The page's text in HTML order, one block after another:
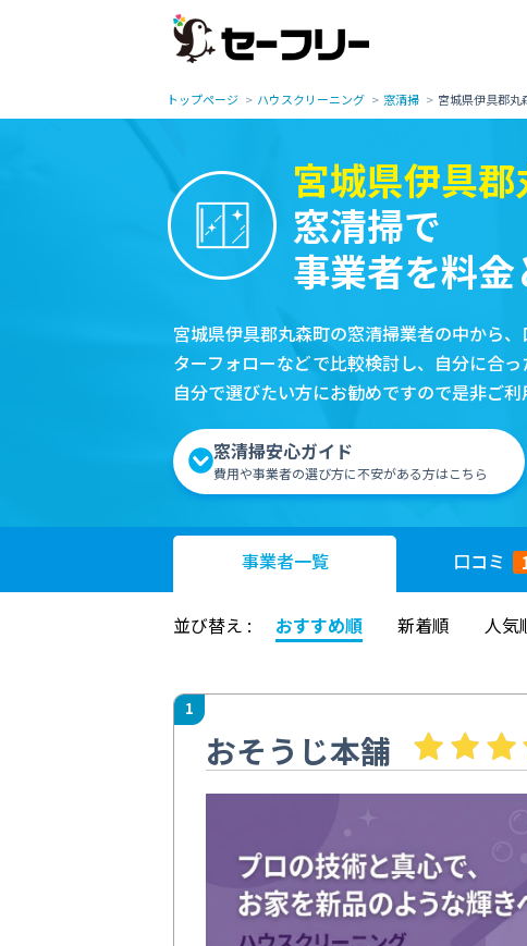
トップページ ハウスクリーニング 窓清掃 宮城県伊具郡丸
宮城県伊具
窓清掃で
事業者を料
宮城県伊具郡丸森町の窓清掃業者の中から
ターフォローなどで比較検討し、自分に合
自分で選びたい方にお勧めですので是非ご利
窓清掃安心ガイド
費用や事業者の選び方に不安がある方はこちら
事業者一覧 口コミ
並び替え : おすすめ順 新着順 人気
1
おそうじ本舗